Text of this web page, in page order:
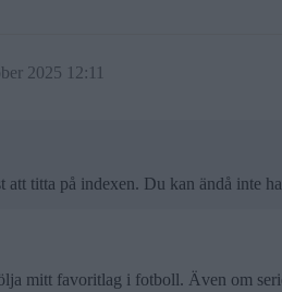
2025 12:11
att titta på indexen. Du kan ändå inte
mitt favoritlag i fotboll. Även om